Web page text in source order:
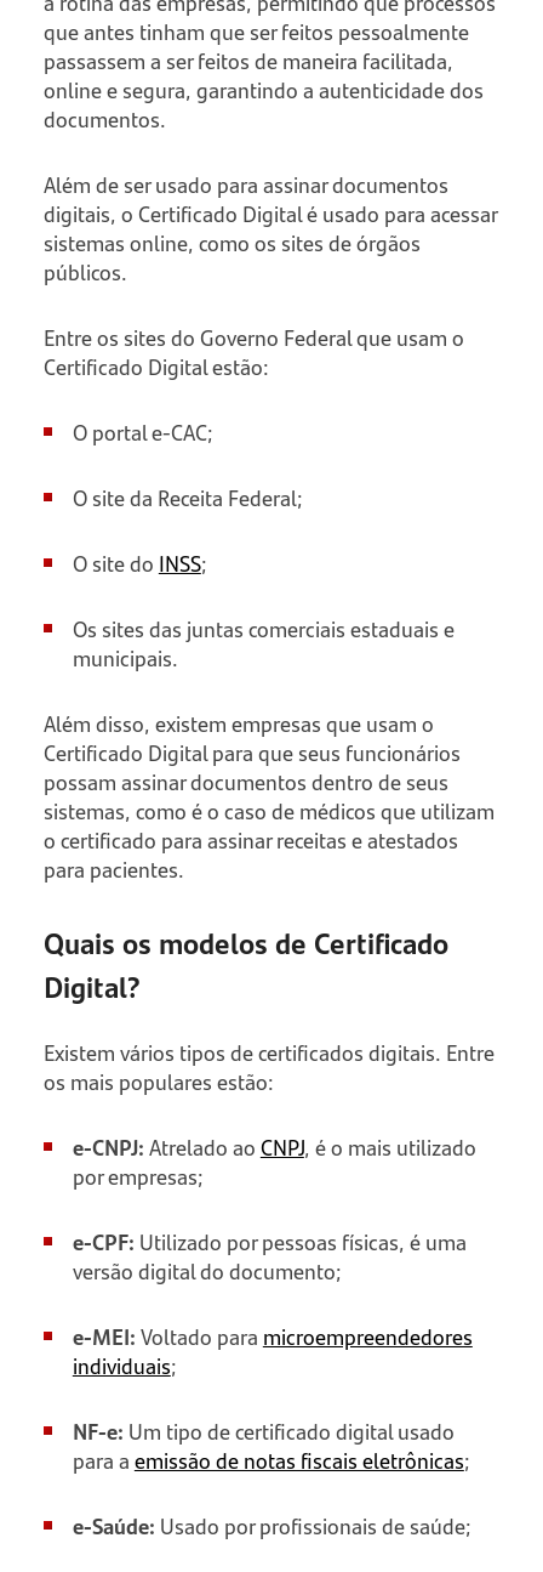
que antes tinham que ser feitos pessoalmente
passassem a ser feitos de maneira facilitada,
online e segura, garantindo a autenticidade dos
documentos.
Além de ser usado para assinar documentos
digitais, o Certificado Digital é usado para acessar
sistemas online, como os sites de órgãos
públicos.
Entre os sites do Governo Federal que usam o
Certificado Digital estão:
O portal e-CAC;
O site da Receita Federal;
O site do INSS;
Os sites das juntas comerciais estaduais e
municipais.
Além disso, existem empresas que usam o
Certificado Digital para que seus funcionários
possam assinar documentos dentro de seus
sistemas, como é o caso de médicos que utilizam
o certificado para assinar receitas e atestados
para pacientes.
Quais os modelos de Certificado
Digital?
Existem vários tipos de certificados digitais. Entre
os mais populares estão:
e-CNPJ:Atrelado aoCNPJ, é o mais utilizado
por empresas;
e-CPF: Utilizado por pessoas físicas, é uma
versão digital do documento;
e-MEI:Voltado para microempreendedores
individuais;
NF-e: Um tipo de certificado digital usado
para aemissão de notas fiscais eletrônicas;
e-Saúde: Usado por profissionais de saúde;